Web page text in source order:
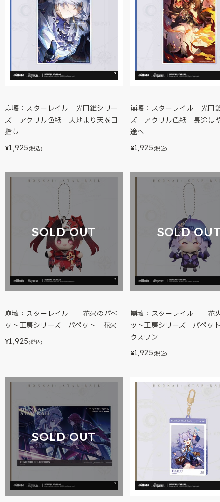
崩壊：スターレイル 光円錐シリー
ズ アクリル色紙 大地より天を目
指し
¥1,925 (税込)
崩壊：スターレイル 光円
ズ アクリル色紙 長途は
途へ
¥1,925(税込)
SOLD OUT
崩壊：スターレイル 花火のパペ
ット工房シリーズ パペット 花火
¥1,925 (税込)
SOLD
崩壊：スターレイル 花
ット工房シリーズ パペッ
クスワン
¥1,925(税込)
SOLD OUT